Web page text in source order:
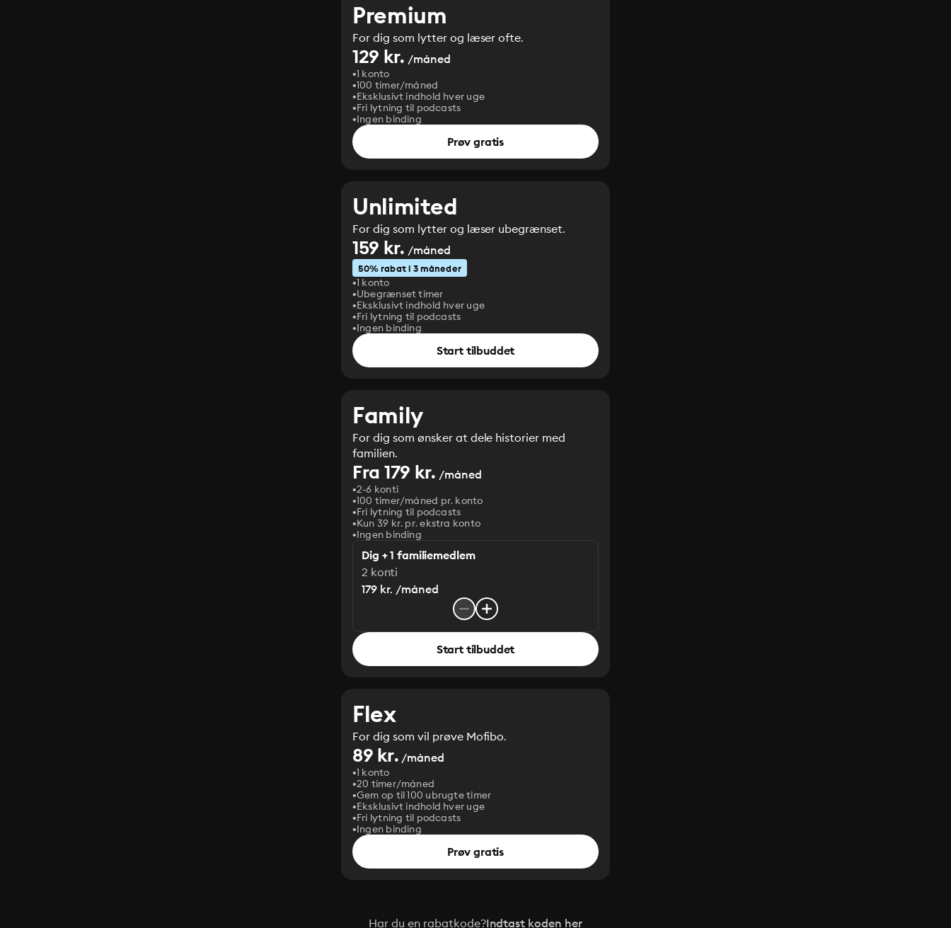
Premium
For dig som lytter og læser ofte.
129 kr. /måned
1 konto
100 timer/måned
Eksklusivt indhold hver uge
Fri lytning til podcasts
Ingen binding
Prøv gratis
Unlimited
For dig som lytter og læser ubegrænset.
159 kr. /måned
50% rabat i 3 måneder
1 konto
Ubegrænset timer
Eksklusivt indhold hver uge
Fri lytning til podcasts
Ingen binding
Start tilbuddet
Family
For dig som ønsker at dele historier med
familien.
Fra 179 kr. /måned
2-6 konti
100 timer/måned pr. konto
Fri lytning til podcasts
Kun 39 kr. pr. ekstra konto
Ingen binding
Dig + 1 familiemedlem
2 konti
179 kr. /måned
Start tilbuddet
Flex
For dig som vil prøve Mofibo.
89 kr. /måned
1 konto
20 timer/måned
Gem op til 100 ubrugte timer
Eksklusivt indhold hver uge
Fri lytning til podcasts
Ingen binding
Prøv gratis
Har du en rabatkode?Indtast koden her